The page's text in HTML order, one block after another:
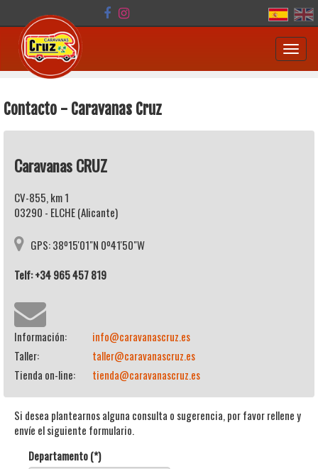
Contacto - Caravanas Cruz
Caravanas CRUZ
CV-855, km 1
03290 - ELCHE (Alicante)
GPS: 38º15'01"N 0º41'50"W
Telf: +34 965 457 819
Información:
info@caravanascruz.es
Taller:
taller@caravanascruz.es
Tienda on-line:
tienda@caravanascruz.es
Si desea plantearnos alguna consulta o sugerencia, por favor rellene y
envíe el siguiente formulario.
Departamento (*)